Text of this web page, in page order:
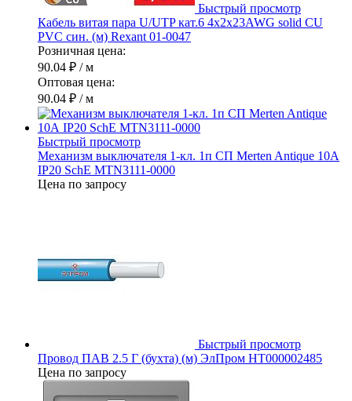
Быстрый просмотр
Кабель витая пара U/UTP кат.6 4х2х23AWG solid CU
PVC син. (м) Rexant 01-0047
Розничная цена:
90.04 ₽ / м
Оптовая цена:
90.04 ₽ / м
Быстрый просмотр
Механизм выключателя 1-кл. 1п СП Merten Antique 10А
IP20 SchE MTN3111-0000
Цена по запросу
Быстрый просмотр
Провод ПАВ 2.5 Г (бухта) (м) ЭлПром НТ000002485
Цена по запросу